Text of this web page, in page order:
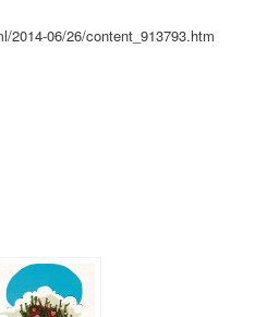
2014-06/26/content_913793.htm